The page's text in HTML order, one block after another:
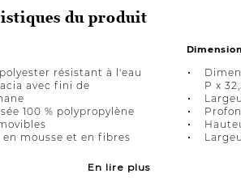
du produit
résistant à l'eau
avec fini de
100 % polypropylène
en mousse et en fibres
En lire plus
P x